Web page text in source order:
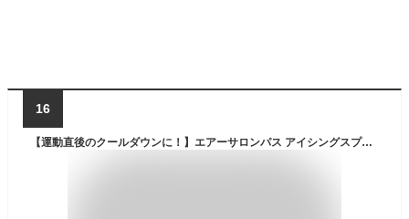
16
【運動直後のクールダウンに！】エアーサロンパス アイシングスプレー 490ml×3本 コールドスプレー 冷却スプレー